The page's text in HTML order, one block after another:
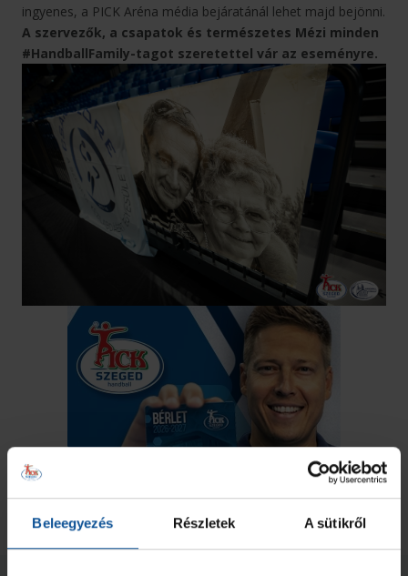
Beleegyezés Részletek A sütikről
ingyenes, a PICK Aréna média bejáratánál lehet majd bejönni.
A szervezők, a csapatok és természetes Mézi minden
#HandballFamily-tagot szeretettel vár az eseményre.